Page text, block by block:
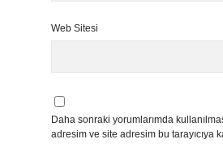
Web Sitesi
Daha sonraki yorumlarımda
adresim ve site adresim bu tarayıcıya